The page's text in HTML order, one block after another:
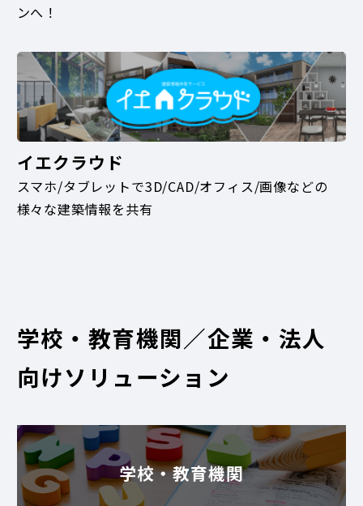
ンへ！
イエクラウド
スマホ/タブレットで3D/CAD/オフィス/画像などの
様々な建築情報を共有
学校・教育機関／企業・法人
向けソリューション
学校・教育機関